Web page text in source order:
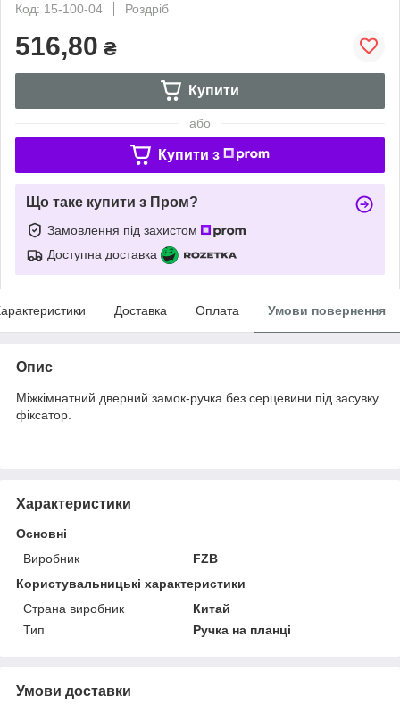
Код: 15-100-04
Роздріб
516,80 ₴
Купити
або
Купити з
Що таке купити з Пром?
Замовлення під захистом
Доступна доставка
Доставка Оплата Умови повернення
Опис
Міжкімнатний дверний замок-ручка без серцевини під засувку
фіксатор.
Характеристики
Основні
Виробник
FZB
Користувальницькі характеристики
Страна виробник
Китай
Тип
Ручка на планці
Умови доставки